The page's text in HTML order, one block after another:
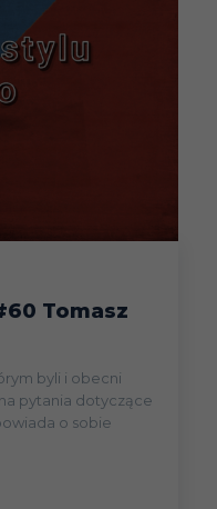
Tomasz
byli i obecni
pytania dotyczące
o sobie